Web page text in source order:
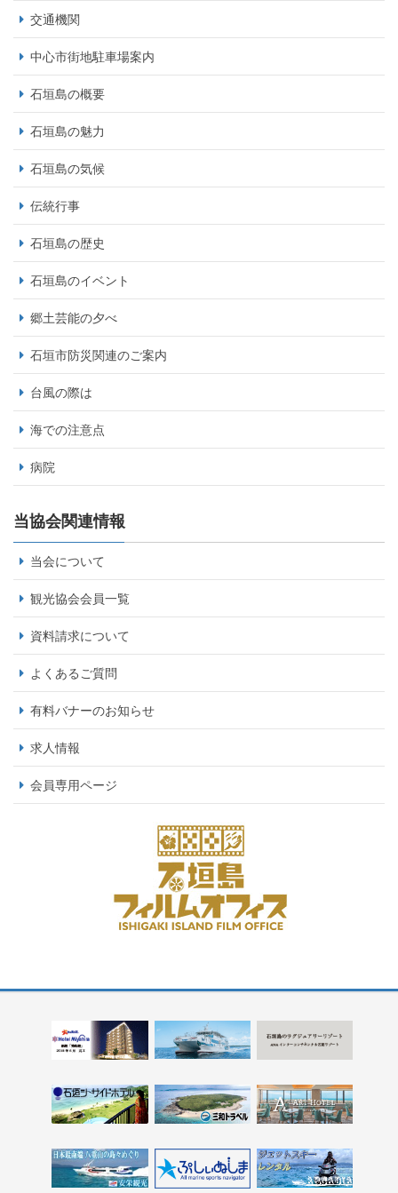
交通機関
中心市街地駐車場案内
石垣島の概要
石垣島の魅力
石垣島の気候
伝統行事
石垣島の歴史
石垣島のイベント
郷土芸能の夕べ
石垣市防災関連のご案内
台風の際は
海での注意点
病院
当協会関連情報
当会について
観光協会会員一覧
資料請求について
よくあるご質問
有料バナーのお知らせ
求人情報
会員専用ページ